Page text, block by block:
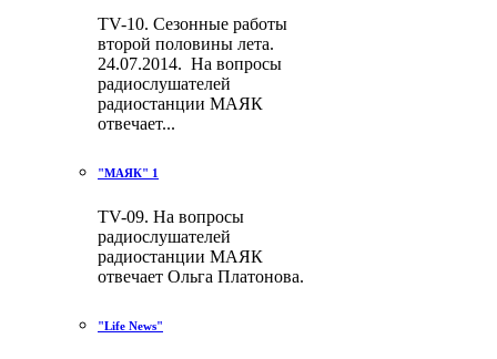
TV-10. Сезонные работы
второй половины лета.
24.07.2014. На вопросы
радиослушателей
радиостанции МАЯК
отвечает...
"МАЯК" 1
TV-09. На вопросы
радиослушателей
радиостанции МАЯК
отвечает Ольга Платонова.
"Life News"